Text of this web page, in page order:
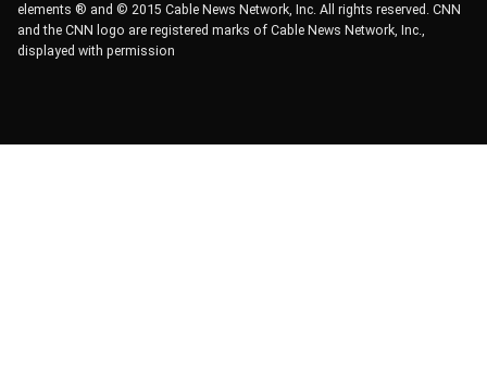
elements ® and © 2015 Cable News Network, Inc. All rights reserved. CNN
and the CNN logo are registered marks of Cable News Network, Inc.,
displayed with permission